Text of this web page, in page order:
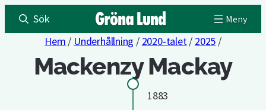
Sök
Hem / Underhållning / 2020-talet/ 2025 /
Mackenzy Mackay
1883